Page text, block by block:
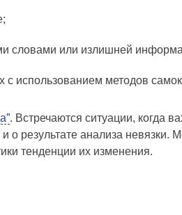
словами или излишней
использованием методов
. Встречаются ситуации, когда
результате анализа невязки.
тенденции их изменения.